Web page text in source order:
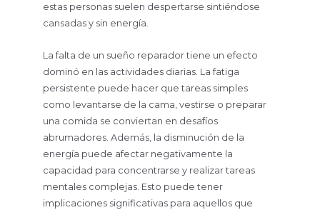
estas personas suelen despertarse sintiéndose
cansadas y sin energía.
La falta de un sueño reparador tiene un efecto
dominó en las actividades diarias. La fatiga
persistente puede hacer que tareas simples
como levantarse de la cama, vestirse o preparar
una comida se conviertan en desafíos
abrumadores. Además, la disminución de la
energía puede afectar negativamente la
capacidad para concentrarse y realizar tareas
mentales complejas. Esto puede tener
implicaciones significativas para aquellos que